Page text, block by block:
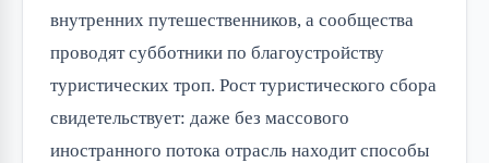
внутренних путешественников, а сообщества
проводят субботники по благоустройству
туристических троп. Рост туристического сбора
свидетельствует: даже без массового
иностранного потока отрасль находит способы